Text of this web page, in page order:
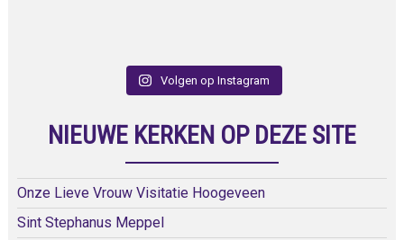
Volgen op Instagram
NIEUWE KERKEN OP DEZE SITE
Onze Lieve Vrouw Visitatie Hoogeveen
Sint Stephanus Meppel